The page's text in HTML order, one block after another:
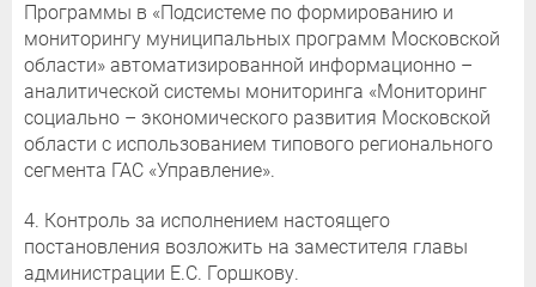
Программы в «Подсистеме по формированию и
мониторингу муниципальных программ Московской
области» автоматизированной информационно –
аналитической системы мониторинга «Мониторинг
социально – экономического развития Московской
области с использованием типового регионального
сегмента ГАС «Управление».
4. Контроль за исполнением настоящего
постановления возложить на заместителя главы
администрации Е.С. Горшкову.